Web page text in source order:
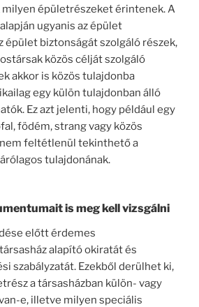
milyen épületrészeket érintenek. A
ugyanis az épület
épület biztonságát szolgáló részek,
közös célját szolgáló
akkor is közös tulajdonba
egy külön tulajdonban álló
Ez azt jelenti, hogy például egy
födém, strang vagy közös
feltétlenül tekinthető a
tulajdonának.
is meg kell vizsgálni
előtt érdemes
alapító okiratát és
szabályzatát. Ezekből derülhet ki,
a társasházban külön- vagy
e, illetve milyen speciális